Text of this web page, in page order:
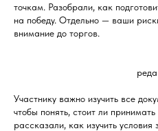
точкам. Разобрали, как
на победу. Отдельно — ваши
внимание до торгов.
Участнику важно изучить все
чтобы понять, стоит ли
рассказали, как изучить